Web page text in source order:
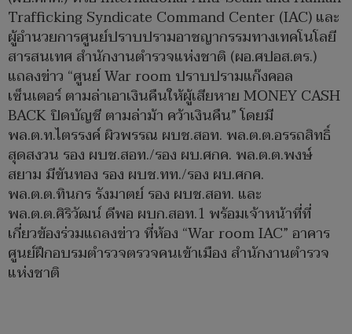
Trafficking Syndicate Command Center (IAC) และ
ผู้อำนวยการศูนย์ปราบปรามอาชญากรรมทางเทคโนโลยี
สารสนเทศ สำนักงานตำรวจแห่งชาติ (ผอ.ศปอส.ตร.)
แถลงข่าว “ศูนย์ War room ปราบปรามแก๊งคอล
เซ็นเตอร์ ตามล่าเอาเงินคืนให้ผู้เสียหาย MONEY CASH
BACK ปิดบัญชี ตามล่าม้า คว้าเงินคืน” โดยมี
พล.ต.ท.ไตรรงค์ ผิวพรรณ ผบช.สอท. พล.ต.ต.อรรถสิทธิ์
สุดสงวน รอง ผบช.สอท./รอง ผบ.ศกค. พล.ต.ต.พงษ์
สยาม มีขันทอง รอง ผบช.ทท./รอง ผบ.ศกค.
พล.ต.ต.ทินกร รังมาตย์ รอง ผบช.สอท. และ
พล.ต.ต.ศิริวัฒน์ ดีพอ ผบก.สอท.1 พร้อมเจ้าหน้าที่ที่
เกี่ยวข้องร่วมแถลงข่าว ที่ห้อง “War room IAC” อาคาร
ศูนย์ฝึกอบรมตำรวจตรวจคนเข้าเมือง สำนักงานตำรวจ
แห่งชาติ